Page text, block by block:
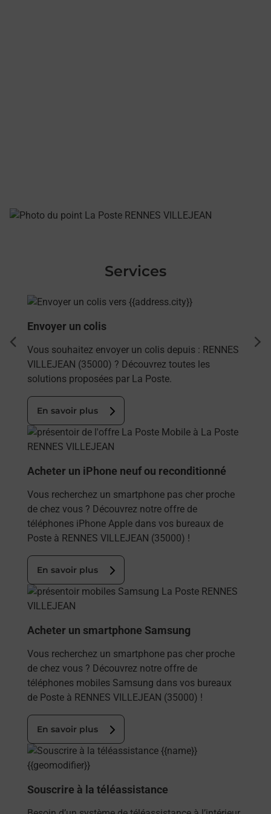
Services
En savoir plus
Envoyer un colis
Vous souhaitez envoyer un colis depuis : RENNES
VILLEJEAN (35000) ? Découvrez toutes les
solutions proposées par La Poste.
En savoir plus
En savoir plus
Acheter un iPhone neuf ou reconditionné
Vous recherchez un smartphone pas cher proche
de chez vous ? Découvrez notre offre de
téléphones iPhone Apple dans vos bureaux de
Poste à RENNES VILLEJEAN (35000) !
En savoir plus
En savoir plus
Acheter un smartphone Samsung
Vous recherchez un smartphone pas cher proche
de chez vous ? Découvrez notre offre de
téléphones mobiles Samsung dans vos bureaux
de Poste à RENNES VILLEJEAN (35000) !
En savoir plus
En savoir plus
Souscrire à la téléassistance